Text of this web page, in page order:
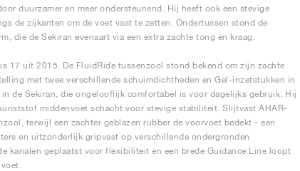
duurzamer en meer ondersteunend. Hij heeft ook een stevige
de zijkanten om de voet vast te zetten. Ondertussen stond de
die de Sekiran evenaart via een extra zachte tong en kraag.
17 uit 2015. De FluidRide tussenzool stond bekend om zijn zachte
met twee verschillende schuimdichtheden en Gel-inzetstukken in
de Sekiran, die ongelooflijk comfortabel is voor dagelijks gebruik. Hij
middenvoet schacht voor stevige stabiliteit. Slijtvast AHAR-
terwijl een zachter geblazen rubber de voorvoet bedekt - een
en uitzonderlijk gripvast op verschillende ondergronden
kanalen geplaatst voor flexibiliteit en een brede Guidance Line loopt